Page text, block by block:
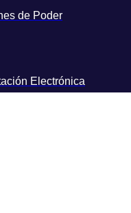
de Poder
Electrónica